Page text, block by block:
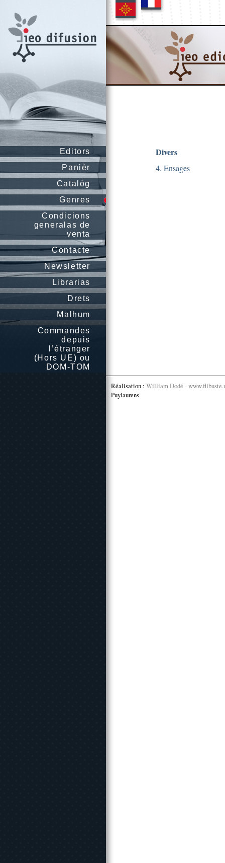
Editors
Panièr
Catalòg
Genres
Condicions
generalas de
venta
Contacte
Newsletter
Librarias
Drets
Malhum
Commandes
depuis
l’étranger
(Hors UE) ou
DOM-TOM
Divers
4. Ensages
Réalisation : William Dodé -
Puylaurens